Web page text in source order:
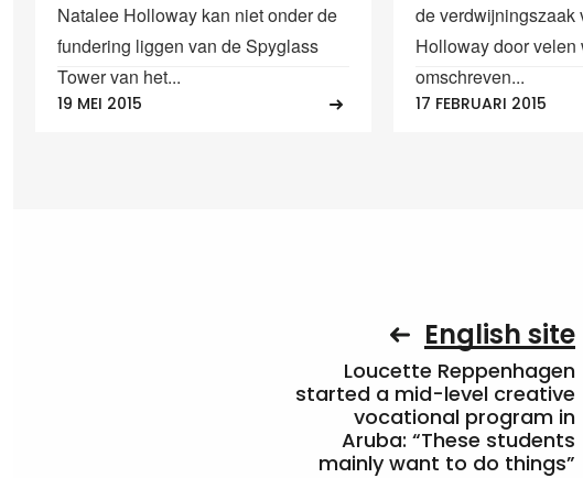
Natalee Holloway kan niet onder de
fundering liggen van de Spyglass
Tower van het...
19 MEI 2015
de verdwijningszaak
Holloway door velen
omschreven...
17 FEBRUARI 2015
English site
Loucette Reppenhagen
started a mid-level creative
vocational program in
Aruba: “These students
mainly want to do things”